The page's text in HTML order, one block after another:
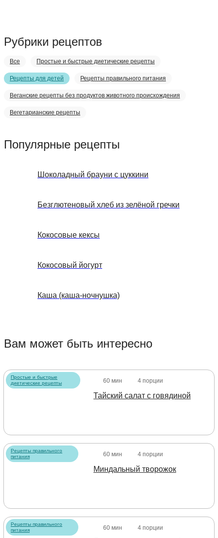
Рубрики рецептов
Все Простые и быстрые диетические рецепты
Рецепты для детей Рецепты правильного питания
Веганские рецепты без продуктов животного происхождения
Вегетарианские рецепты
Популярные рецепты
Шоколадный брауни с цуккини
Безглютеновый хлеб из зелёной гречки
Кокосовые кексы
Кокосовый йогурт
Каша (каша-ночнушка)
Вам может быть интересно
Простые и быстрые
диетические рецепты
60 мин 4 порции
Тайский салат с говядиной
Рецепты правильного
питания
60 мин 4 порции
Миндальный творожок
Рецепты правильного
питания
60 мин 4 порции